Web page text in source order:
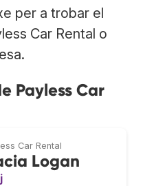
per a trobar el
Car Rental o
Payless Car
Car Rental
Logan